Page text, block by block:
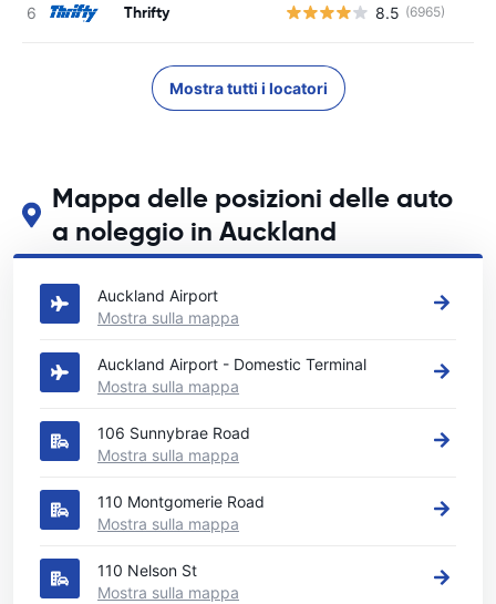
Thrifty 8.5 (6965)
Mostra tutti i locatori
Mappa delle posizioni delle auto
a noleggio in Auckland
Guarda le nostre principali sedi di autonoleggio in Auckland
Auckland Airport
Mostra sulla mappa
Auckland Airport - Domestic Terminal
Mostra sulla mappa
106 Sunnybrae Road
Mostra sulla mappa
110 Montgomerie Road
Mostra sulla mappa
110 Nelson St
Mostra sulla mappa